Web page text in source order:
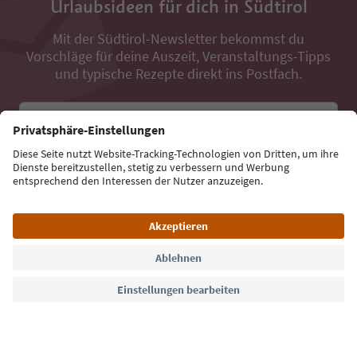
Urlaubsideen für dich in Südtirol
Mit der Südtirol-Newsletter bekommst du
Vorschläge für deine Auszeit, Veranstaltungs-Tipps
und typische Rezepte direkt ins Postfach.
Jetzt anmelden